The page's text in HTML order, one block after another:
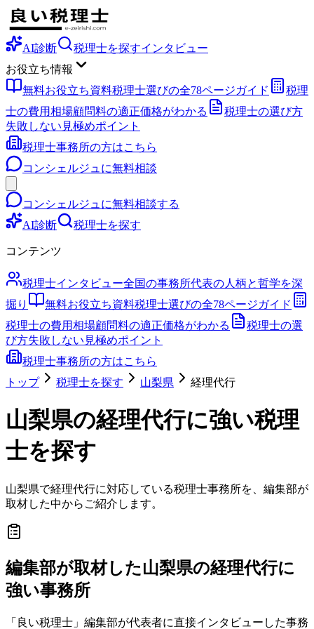
AI診断 税理士を探すインタビュー
お役立ち情報
無料お役立ち資料税理士選びの全78ページガイド
税理
士の費用相場顧問料の適正価格がわかる
税理士の選び方
失敗しない見極めポイント
税理士事務所の方はこちら
コンシェルジュに無料相談
コンシェルジュに無料相談する
AI診断
税理士を探す
コンテンツ
税理士インタビュー全国の事務所代表の人柄と哲学を深
掘り
無料お役立ち資料税理士選びの全78ページガイド
税理士の費用相場顧問料の適正価格がわかる
税理士の選
び方失敗しない見極めポイント
税理士事務所の方はこちら
トップ
税理士を探す 山梨県 経理代行
山梨県の経理代行に強い税理
士を探す
山梨県で経理代行に対応している税理士事務所を、編集部が
取材した中からご紹介します。
編集部が取材した山梨県の経理代行に
強い事務所
「良い税理士」編集部が代表者に直接インタビューした事務